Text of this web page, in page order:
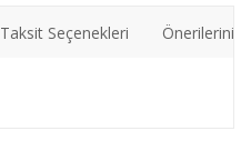
Taksit Seçenekleri Önerileriniz